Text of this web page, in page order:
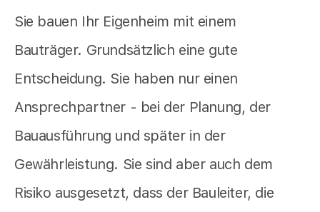
Sie bauen Ihr Eigenheim mit einem
Bauträger. Grundsätzlich eine gute
Entscheidung. Sie haben nur einen
Ansprechpartner - bei der Planung, der
Bauausführung und später in der
Gewährleistung. Sie sind aber auch dem
Risiko ausgesetzt, dass der Bauleiter, die